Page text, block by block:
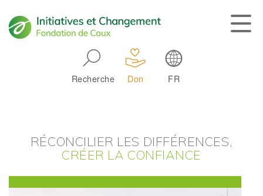
Recherche Don FR
RÉCONCILIER LES DIFFÉRENCES,
CRÉER LA CONFIANCE